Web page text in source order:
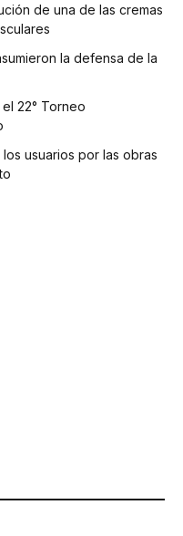
de una de las cremas
la defensa de la
22° Torneo
usuarios por las obras